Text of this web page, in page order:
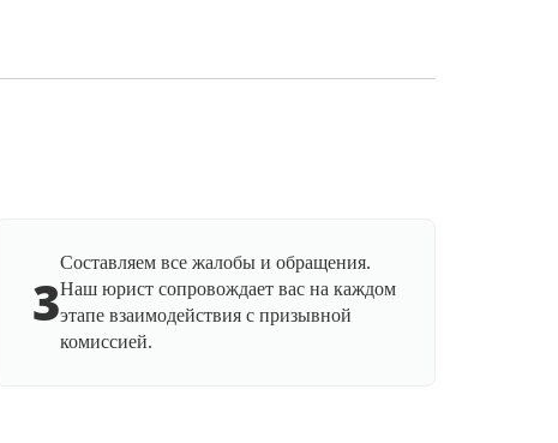
3
Составляем все жалобы и обращения.
Наш юрист сопровождает вас на каждом
этапе взаимодействия с призывной
комиссией.